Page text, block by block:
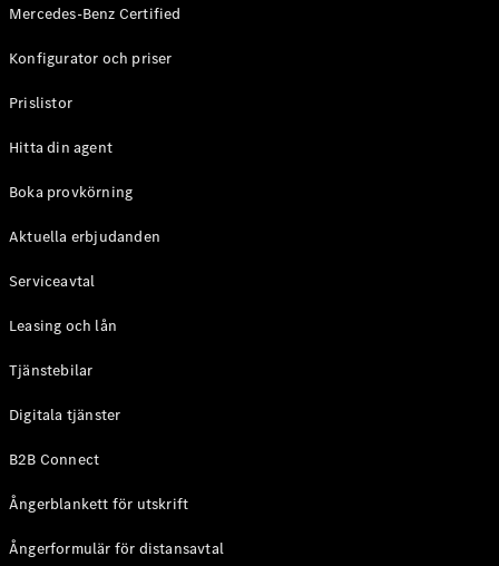
A-Klass
Konfigurator
Mercedes-
Benz Online
Coupé
CLE Coupé
AMG GT
Mercedes-Benz Certified
Konfigurator och priser
Prislistor
Hitta din agent
Boka provkörning
Aktuella erbjudanden
Serviceavtal
Leasing och lån
Tjänstebilar
Digitala tjänster
B2B Connect
Ångerblankett för utskrift
Ångerformulär för distansavtal